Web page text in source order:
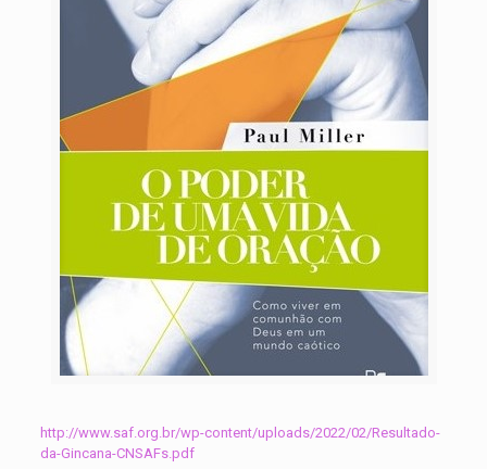
http://www.saf.org.br/wp-content/uploads/2022/02/Resultado-
da-Gincana-CNSAFs.pdf